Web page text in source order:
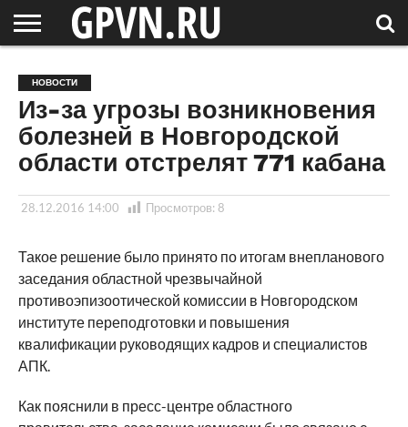
ОБЛАСТЬ
НОВОСТИ
СОСЕДЕЙ
РОССИЯ
/ МИР
СПЕЦПРОЕКТЫ
БЛОГ
СТАТЬИ
ФОТОРЕПОРТАЖИ
ИНТЕРВЬЮ
ОБЪЕКТЫ
ПОДБОРКИ
НОВОСТИ
Из-за угрозы возникновения
болезней в Новгородской
области отстрелят 771 кабана
28.12.2016 14:00 Просмотров: 8
Такое решение было принято по итогам внепланового
заседания областной чрезвычайной
противоэпизоотической комиссии в Новгородском
институте переподготовки и повышения
квалификации руководящих кадров и специалистов
АПК.
Как пояснили в пресс-центре областного